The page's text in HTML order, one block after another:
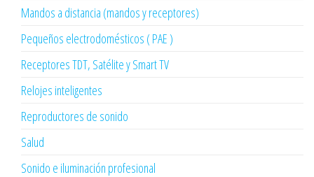
Mandos a distancia (mandos y receptores)
Pequeños electrodomésticos ( PAE )
Receptores TDT, Satélite y Smart TV
Relojes inteligentes
Reproductores de sonido
Salud
Sonido e iluminación profesional